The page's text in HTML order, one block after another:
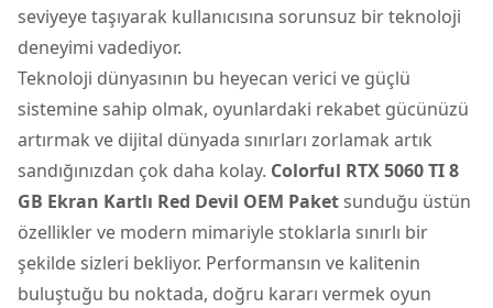
seviyeye taşıyarak kullanıcısına sorunsuz bir teknoloji
deneyimi vadediyor.
Teknoloji dünyasının bu heyecan verici ve güçlü
sistemine sahip olmak, oyunlardaki rekabet gücünüzü
artırmak ve dijital dünyada sınırları zorlamak artık
sandığınızdan çok daha kolay. Colorful RTX 5060 TI 8
GB Ekran Kartlı Red Devil OEM Paketsunduğu üstün
özellikler ve modern mimariyle stoklarla sınırlı bir
şekilde sizleri bekliyor. Performansın ve kalitenin
buluştuğu bu noktada, doğru kararı vermek oyun